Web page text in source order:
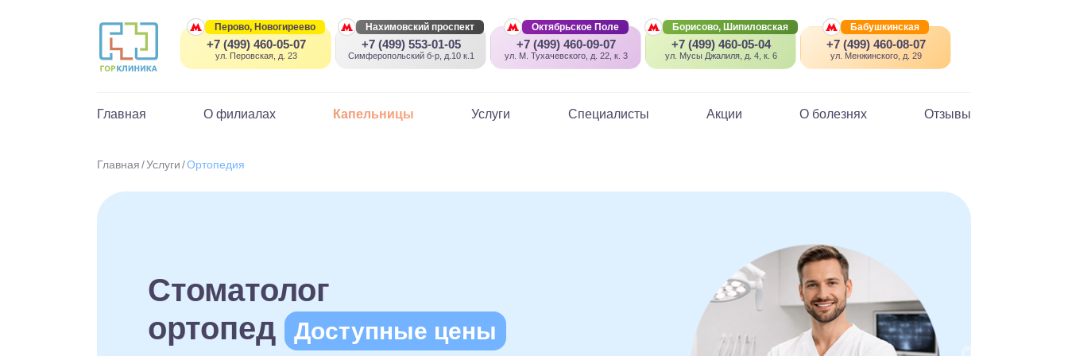
Перово, Новогиреево
+7 (499) 460-05-07
ул. Перовская, д. 23
Нахимовский проспект
+7 (499) 553-01-05
Симферопольский б-р, д.10 к.1
Октябрьское Поле
+7 (499) 460-09-07
ул. М. Тухачевского, д. 22, к. 3
Борисово, Шипиловская
+7 (499) 460-05-04
ул. Мусы Джалиля, д. 4, к. 6
Бабушкинская
+7 (499) 460-08-07
ул. Менжинского, д. 29
Главная О филиалах Капельницы Услуги Специалисты Акции О болезнях Отзывы
Главная Услуги Ортопедия
Стоматолог
ортопед
Доступные цены